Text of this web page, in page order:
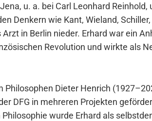
u. a. bei Carl Leon­hard
Den­kern wie Kant, Wie­land,
Arzt in Ber­lin nie­der. Erhard war ein
Revo­lu­ti­on und wirk­te als
Phi­lo­so­phen Die­ter Hen­rich
DFG in meh­re­ren Pro­jek­ten
wur­de Erhard als